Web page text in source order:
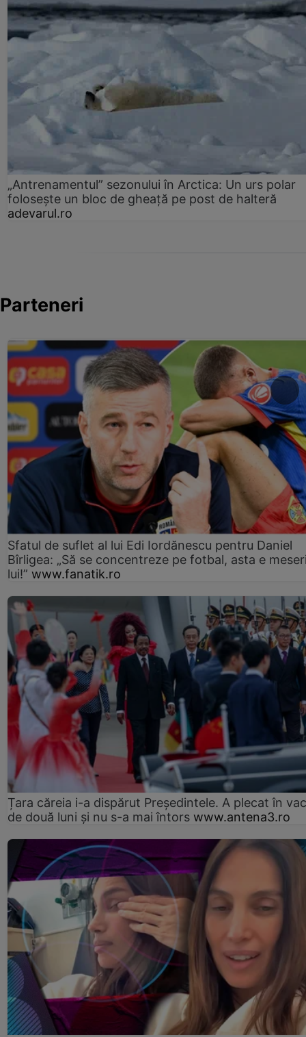
„Antrenamentul” sezonului în Arctica: Un urs polar
folosește un bloc de gheață pe post de halteră
adevarul.ro
Parteneri
Sfatul de suflet al lui Edi Iordănescu pentru Daniel
Bîrligea: „Să se concentreze pe fotbal, asta e
lui!” www.fanatik.ro
Țara căreia i-a dispărut Președintele. A plecat în
de două luni și nu s-a mai întors www.antena3.ro